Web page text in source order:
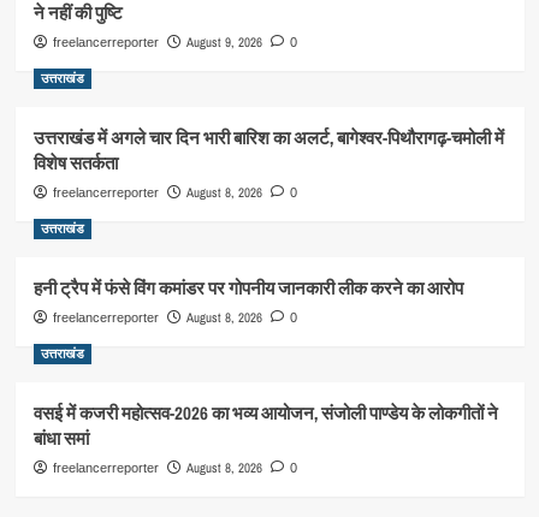
ने नहीं की पुष्टि
freelancerreporter August 9, 2026 0
उत्तराखंड
उत्तराखंड में अगले चार दिन भारी बारिश का अलर्ट, बागेश्वर-पिथौरागढ़-चमोली में
विशेष सतर्कता
freelancerreporter August 8, 2026 0
उत्तराखंड
हनी ट्रैप में फंसे विंग कमांडर पर गोपनीय जानकारी लीक करने का आरोप
freelancerreporter August 8, 2026 0
उत्तराखंड
वसई में कजरी महोत्सव-2026 का भव्य आयोजन, संजोली पाण्डेय के लोकगीतों ने
बांधा समां
freelancerreporter August 8, 2026 0